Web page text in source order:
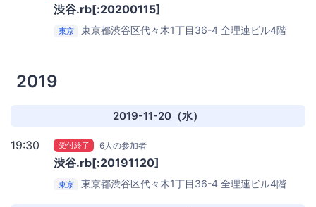
渋谷.rb[:20200115]
東京
東京都渋谷区代々木1丁目36-4 全理連ビル4階
2019
2019-11-20（水）
19:30 受付終了 6人の参加者
渋谷.rb[:20191120]
東京
東京都渋谷区代々木1丁目36-4 全理連ビル4階